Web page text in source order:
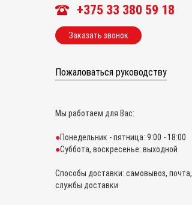
+375 33 380 59 18
Заказать звонок
Пожаловаться руководству
Мы работаем для Вас:
Понедельник - пятница: 9:00 - 18:00
Суббота, воскресенье: выходной
Способы доставки: самовывоз, почта,
службы доставки